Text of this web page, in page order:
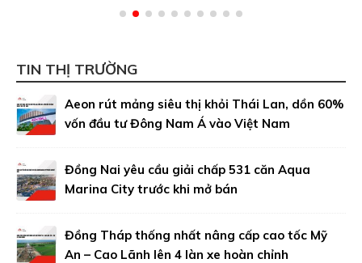
TIN THỊ TRƯỜNG
Aeon rút mảng siêu thị khỏi Thái Lan, dồn 60%
vốn đầu tư Đông Nam Á vào Việt Nam
Đồng Nai yêu cầu giải chấp 531 căn Aqua
Marina City trước khi mở bán
Đồng Tháp thống nhất nâng cấp cao tốc Mỹ
An – Cao Lãnh lên 4 làn xe hoàn chỉnh